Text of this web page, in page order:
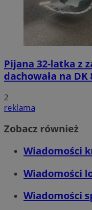
Pijana 32-latka z
dachowała na DK
2
reklama
Zobacz również
Wiadomości
Wiadomości
Wiadomości